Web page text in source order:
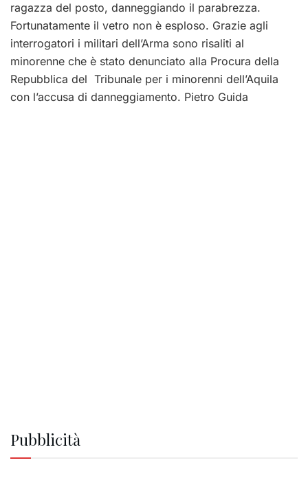
ragazza del posto, danneggiando il parabrezza.
Fortunatamente il vetro non è esploso. Grazie agli
interrogatori i militari dell’Arma sono risaliti al
minorenne che è stato denunciato alla Procura della
Repubblica del Tribunale per i minorenni dell’Aquila
con l’accusa di danneggiamento. Pietro Guida
Pubblicità